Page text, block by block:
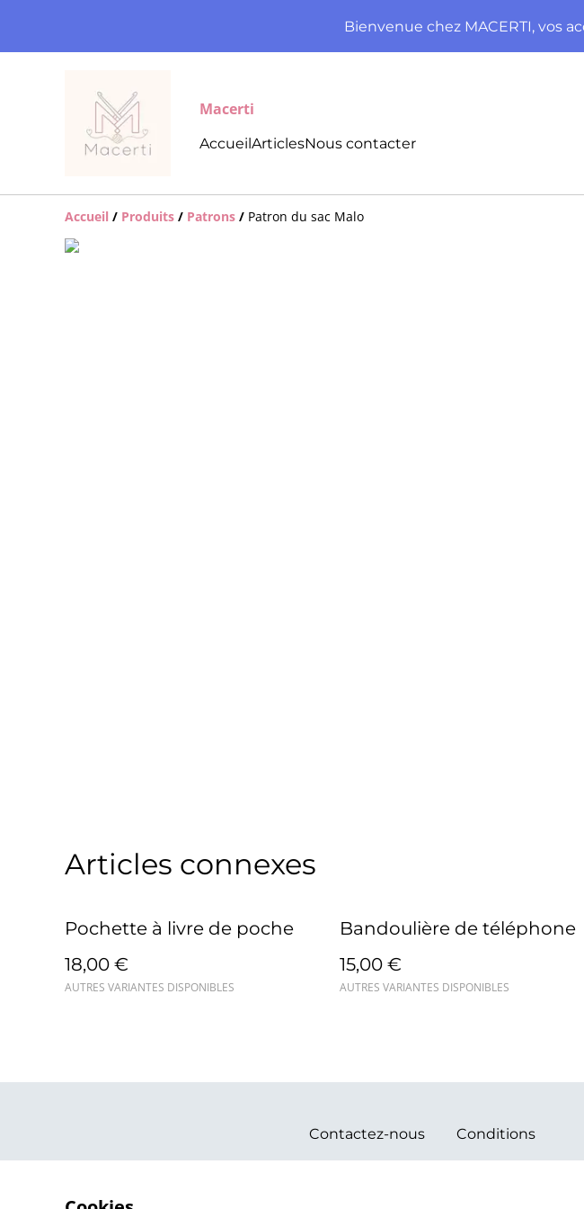
Bienvenue chez MACERTI, vos
Macerti
AccueilArticlesNous contacter
Accueil / Produits / Patrons / Patron du sac Malo
Articles connexes
Pochette à livre de poche
18,00 €
AUTRES VARIANTES DISPONIBLES
Bandoulière de téléphone
15,00 €
AUTRES VARIANTES DISPONIBLES
Contactez-nous Conditions